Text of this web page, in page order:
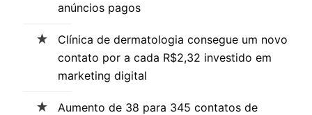
anúncios pagos
Clínica de dermatologia consegue um novo
contato por a cada R$2,32 investido em
marketing digital
Aumento de 38 para 345 contatos de